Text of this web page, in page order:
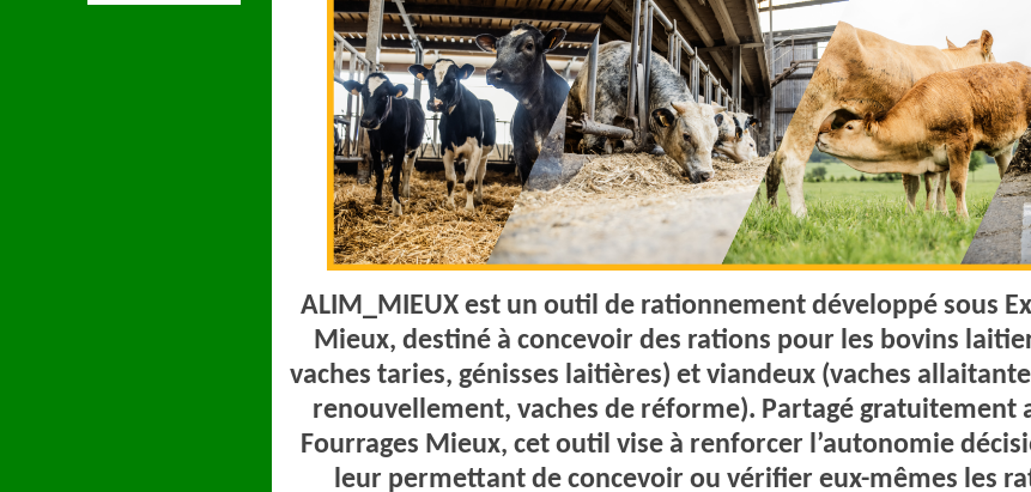
ALIM_MIEUXest un outil de rationnement développé sous
Mieux, destiné à concevoir des rations pour les bovins
vaches taries, génisses laitières) et viandeux (vaches
renouvellement, vaches de réforme). Partagé gratuitement
Fourrages Mieux, cet outil vise à renforcer l’autonomie
leur permettant de concevoir ou vérifier eux-mêmes les